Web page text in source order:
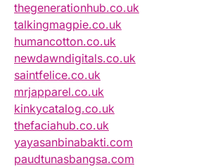
thegenerationhub.co.uk
talkingmagpie.co.uk
humancotton.co.uk
newdawndigitals.co.uk
saintfelice.co.uk
mrjapparel.co.uk
kinkycatalog.co.uk
thefaciahub.co.uk
yayasanbinabakti.com
paudtunasbangsa.com